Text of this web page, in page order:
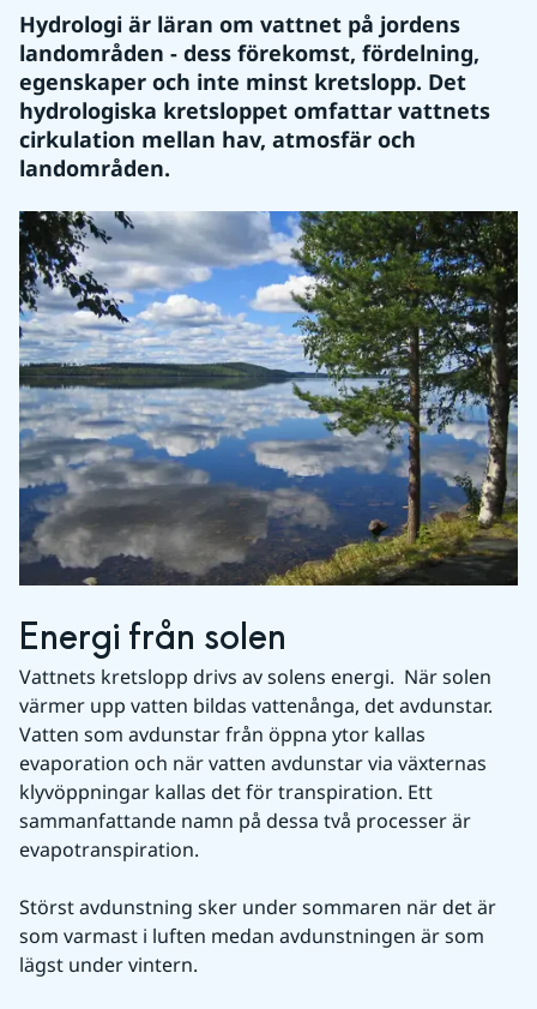
Hydrologi är läran om vattnet på jordens
landområden - dess förekomst, fördelning,
egenskaper och inte minst kretslopp. Det
hydrologiska kretsloppet omfattar vattnets
cirkulation mellan hav, atmosfär och
landområden.
Energi från solen
Vattnets kretslopp drivs av solens energi.  När solen
värmer upp vatten bildas vattenånga, det avdunstar.
Vatten som avdunstar från öppna ytor kallas
evaporation och när vatten avdunstar via växternas
klyvöppningar kallas det för transpiration. Ett
sammanfattande namn på dessa två processer är
evapotranspiration.
Störst avdunstning sker under sommaren när det är
som varmast i luften medan avdunstningen är som
lägst under vintern.